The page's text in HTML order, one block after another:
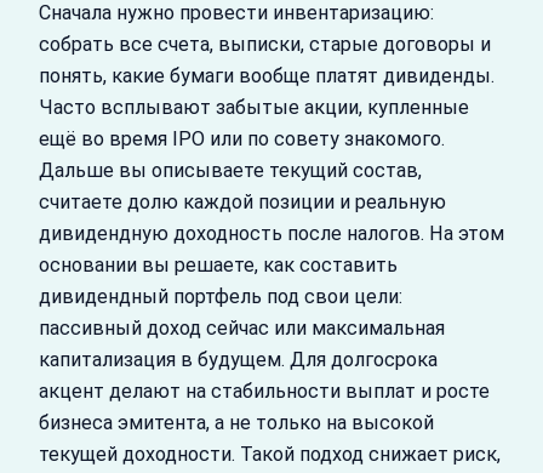
Сначала нужно провести инвентаризацию:
собрать все счета, выписки, старые договоры и
понять, какие бумаги вообще платят дивиденды.
Часто всплывают забытые акции, купленные
ещё во время IPO или по совету знакомого.
Дальше вы описываете текущий состав,
считаете долю каждой позиции и реальную
дивидендную доходность после налогов. На этом
основании вы решаете, как составить
дивидендный портфель под свои цели:
пассивный доход сейчас или максимальная
капитализация в будущем. Для долгосрока
акцент делают на стабильности выплат и росте
бизнеса эмитента, а не только на высокой
текущей доходности. Такой подход снижает риск,